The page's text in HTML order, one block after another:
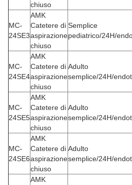
chiuso
MC-
24SE3
AMK
Catetere di
aspirazione
chiuso
Semplice
pediatrico/24H/
MC-
24SE4
AMK
Catetere di
aspirazione
chiuso
Adulto
semplice/24H/
MC-
24SE5
AMK
Catetere di
aspirazione
chiuso
Adulto
semplice/24H/
MC-
24SE6
AMK
Catetere di
aspirazione
chiuso
Adulto
semplice/24H/
AMK